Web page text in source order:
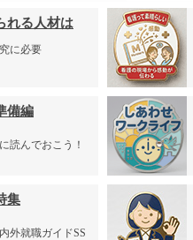
れる人材は
に必要
備編
読んでおこう！
集
外就職ガイドSS